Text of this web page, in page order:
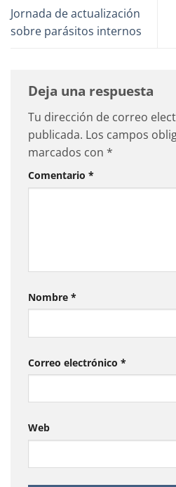
Jornada de actualización
sobre parásitos internos
Deja una respuesta
Tu dirección de correo
publicada. Los campos
marcados con *
Comentario *
Nombre *
Correo electrónico *
Web